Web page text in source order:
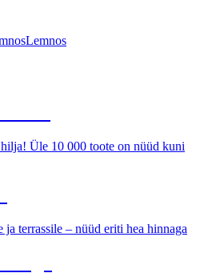
Lemnos
Üle 10 000 toote on nüüd kuni
terrassile – nüüd eriti hea hinnaga